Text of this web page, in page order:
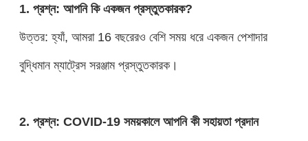
1. প্রশ্ন: আপনি কি একজন প্রস্তুতকারক?
উত্তর: হ্যাঁ, আমরা 16 বছরেরও বেশি সময় ধরে একজন পেশাদার
বুদ্ধিমান ম্যাট্রেস সরঞ্জাম প্রস্তুতকারক।
2. প্রশ্ন: COVID-19 সময়কালে আপনি কী সহায়তা প্রদান